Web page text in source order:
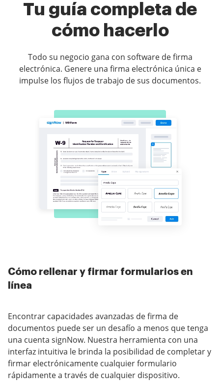
Tu guía completa de
cómo hacerlo
Todo su negocio gana con software de firma
electrónica. Genere una firma electrónica única e
impulse los flujos de trabajo de sus documentos.
Cómo rellenar y firmar formularios en
línea
Encontrar capacidades avanzadas de firma de
documentos puede ser un desafío a menos que tenga
una cuenta signNow. Nuestra herramienta con una
interfaz intuitiva le brinda la posibilidad de completar y
firmar electrónicamente cualquier formulario
rápidamente a través de cualquier dispositivo.